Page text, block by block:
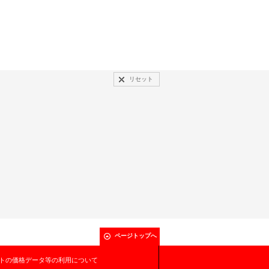
リセット
ページトップへ
の価格データ等の利用について